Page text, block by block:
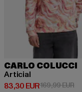
CARLO COLUCCI
Articial
83,30 EUR
Derzeitiger Preis:
169,99 EUR